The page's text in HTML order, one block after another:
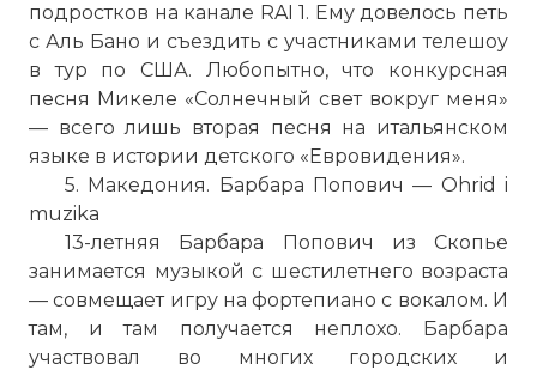
подростков на канале RAI 1. Ему довелось петь
с Аль Бано и съездить с участниками телешоу
в тур по США. Любопытно, что конкурсная
песня Микеле «Солнечный свет вокруг меня»
— всего лишь вторая песня на итальянском
языке в истории детского «Евровидения».
5. Македония. Барбара Попович — Ohrid i
muzika
13-летняя Барбара Попович из Скопье
занимается музыкой с шестилетнего возраста
— совмещает игру на фортепиано с вокалом. И
там, и там получается неплохо. Барбара
участвовал во многих городских и